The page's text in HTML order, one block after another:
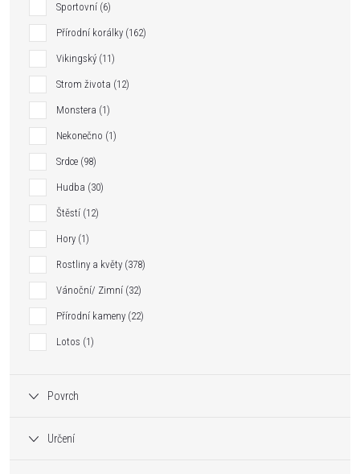
Sportovní 6
Přírodní korálky 162
Vikingský 11
Strom života 12
Monstera 1
Nekonečno 1
Srdce 98
Hudba 30
Štěstí 12
Hory 1
Rostliny a květy 378
Vánoční/ Zimní 32
Přírodní kameny 22
Lotos 1
Povrch
Určení